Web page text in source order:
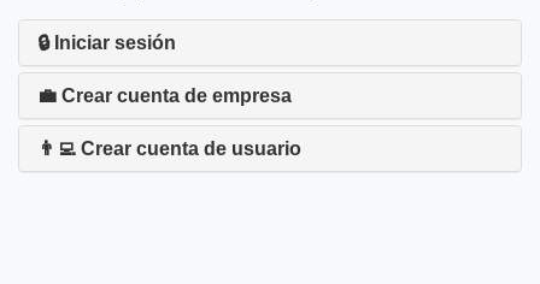
🔒 Iniciar sesión
💼 Crear cuenta de empresa
👨‍💻 Crear cuenta de usuario